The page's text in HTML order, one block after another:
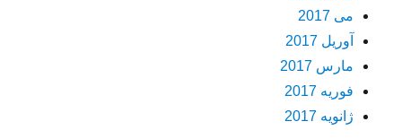
می 2017
آوریل 2017
مارس 2017
فوریه 2017
ژانویه 2017